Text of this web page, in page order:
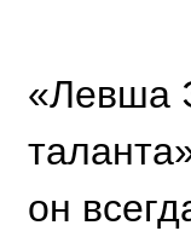
«Левша
он